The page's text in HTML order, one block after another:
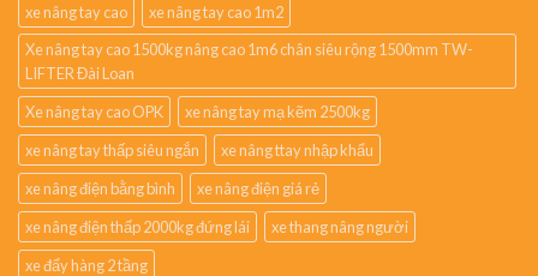
xe nâng tay cao
xe nâng tay cao 1m2
Xe nâng tay cao 1500kg nâng cao 1m6 chân siêu rộng 1500mm TW-
LIFTER Đài Loan
Xe nâng tay cao OPK
xe nâng tay mạ kẽm 2500kg
xe nâng tay thấp siêu ngắn
xe nâng ttay nhập khẩu
xe nâng điện bằng bình
xe nâng điện giá rẻ
xe nâng điện thấp 2000kg đứng lái
xe thang nâng người
xe đẩy hàng 2 tầng